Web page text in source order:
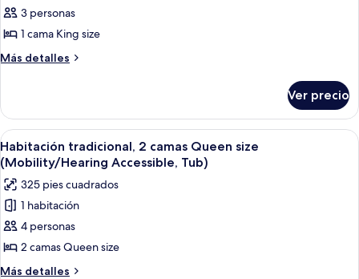
Habitación
tradicional,
1
size
(Mobility
Accessible,
Roll-
in
Shower)
3 personas
1 cama King size
Más detalles
Más
tradicional,
cama
King
size
(Mobility
Accessible,
Roll-
in
Shower)
Ver precio
Abrir
todas
las
fotos
de
Habitación
tradicional,
2
Una habitación de hotel con cama,
2
Habitación tradicional, 2 camas Queen size
(Mobility/Hearing Accessible, Tub)
325 pies cuadrados
1 habitación
4 personas
2 camas Queen size
Más detalles
Más